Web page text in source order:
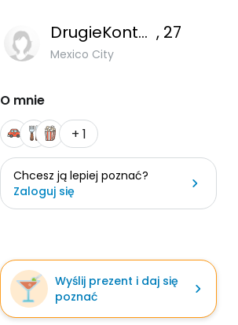
DrugieKontoB , 27
Mexico City
O mnie
+ 1
Chcesz ją lepiej poznać?
Zaloguj się
Wyślij prezent i daj się
poznać